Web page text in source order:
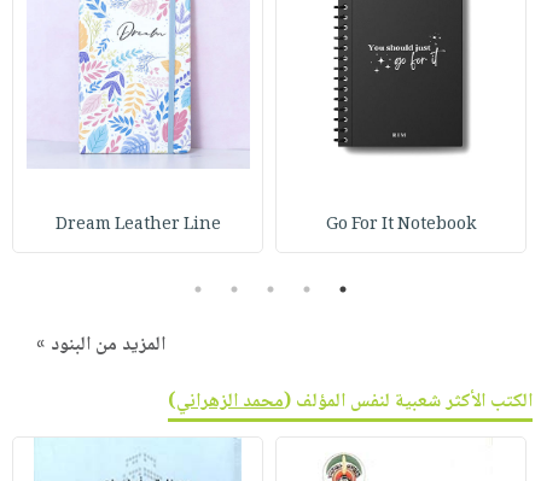
Go For It Notebook
Dream Leather Line
1
2
3
4
5
المزيد من البنود »
الكتب الأكثر شعبية لنفس المؤلف (محمد الزهراني)